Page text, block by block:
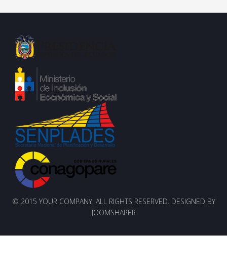
© 2015 YOUR COMPANY. ALL RIGHTS RESERVED. DESIGNED BY
JOOMSHAPER